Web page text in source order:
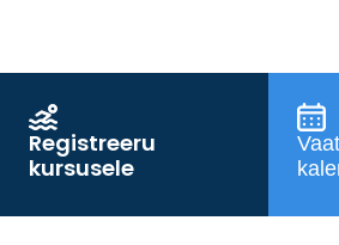
Registreeru
kursusele